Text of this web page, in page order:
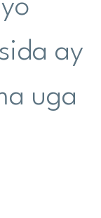
ay
uga